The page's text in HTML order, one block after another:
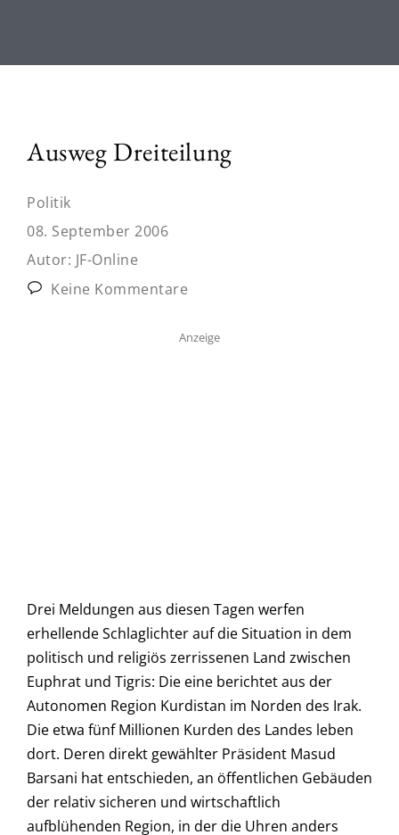
Ausweg Dreiteilung
Politik
08. September 2006
Autor: JF-Online
Keine Kommentare
Anzeige
Drei Meldungen aus diesen Tagen werfen
erhellende Schlaglichter auf die Situation in dem
politisch und religiös zerrissenen Land zwischen
Euphrat und Tigris: Die eine berichtet aus der
Autonomen Region Kurdistan im Norden des Irak.
Die etwa fünf Millionen Kurden des Landes leben
dort. Deren direkt gewählter Präsident Masud
Barsani hat entschieden, an öffentlichen Gebäuden
der relativ sicheren und wirtschaftlich
aufblühenden Region, in der die Uhren anders